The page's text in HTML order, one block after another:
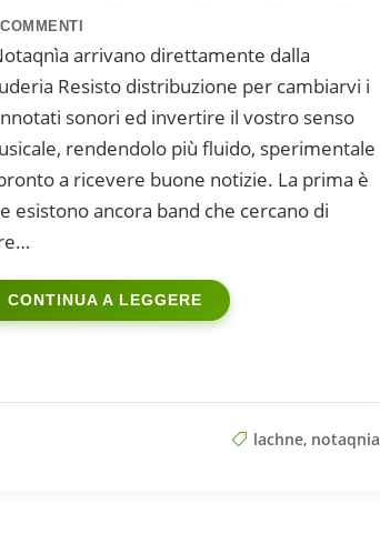
arrivano direttamente dalla
Resisto distribuzione per cambiarvi i
sonori ed invertire il vostro senso
rendendolo più fluido, sperimentale
a ricevere buone notizie. La prima è
esistono ancora band che cercano di
CONTINUA A LEGGERE
lachne, notaqnia